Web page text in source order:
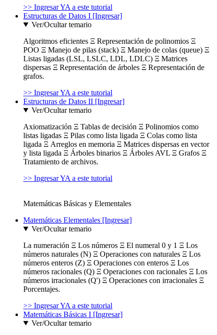
>> Ingresar YA a este tutorial
Estructuras de Datos I [Ingresar]
Ver/Ocultar temario
Algoritmos eficientes Ξ Representación de polinomios Ξ
POO Ξ Manejo de pilas (stack) Ξ Manejo de colas (queue) Ξ
Listas ligadas (LSL, LSLC, LDL, LDLC) Ξ Matrices
dispersas Ξ Representación de árboles Ξ Representación de
grafos.
>> Ingresar YA a este tutorial
Estructuras de Datos II [Ingresar]
Ver/Ocultar temario
Axiomatización Ξ Tablas de decisión Ξ Polinomios como
listas ligadas Ξ Pilas como lista ligada Ξ Colas como lista
ligada Ξ Arreglos en memoria Ξ Matrices dispersas en vector
y lista ligada Ξ Árboles binarios Ξ Árboles AVL Ξ Grafos Ξ
Tratamiento de archivos.
>> Ingresar YA a este tutorial
Matemáticas Básicas y Elementales
Matemáticas Elementales [Ingresar]
Ver/Ocultar temario
La numeración Ξ Los números Ξ El numeral 0 y 1 Ξ Los
números naturales (N) Ξ Operaciones con naturales Ξ Los
números enteros (Z) Ξ Operaciones con enteros Ξ Los
números racionales (Q) Ξ Operaciones con racionales Ξ Los
números irracionales (Q') Ξ Operaciones con irracionales Ξ
Porcentajes.
>> Ingresar YA a este tutorial
Matemáticas Básicas I [Ingresar]
Ver/Ocultar temario